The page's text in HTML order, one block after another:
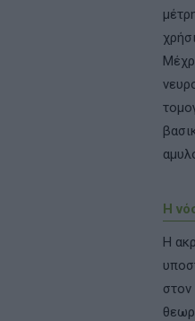
Η
Η